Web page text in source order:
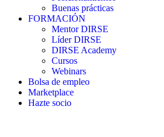
Buenas prácticas
FORMACIÓN
Mentor DIRSE
Líder DIRSE
DIRSE Academy
Cursos
Webinars
Bolsa de empleo
Marketplace
Hazte socio